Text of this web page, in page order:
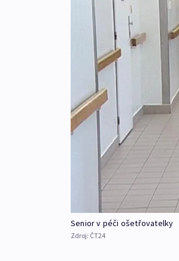
Senior v péči ošetřovatelky
Zdroj: ČT24